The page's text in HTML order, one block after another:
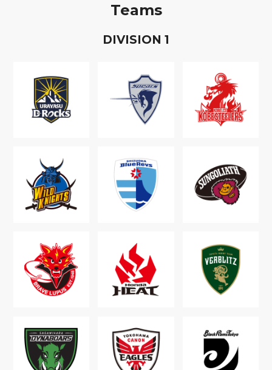
Teams
DIVISION 1